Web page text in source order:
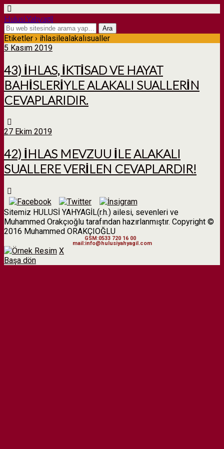
Hulusi Yahyagil
Etiketler › ihlasilealakalısualler
5 Kasım 2019
43) İHLAS, İKTİSAD VE HAYAT
BAHİSLERİYLE ALAKALI SUALLERİN
CEVAPLARIDIR.
27 Ekim 2019
42) İHLAS MEVZUU İLE ALAKALI
SUALLERE VERİLEN CEVAPLARDIR!
Sitemiz HULUSİ YAHYAGİL(r.h.) ailesi, sevenleri ve
Muhammed Orakçıoğlu tarafından hazırlanmıştır. Copyright ©
2016 Muhammed ORAKÇIOĞLU
GSM:0533 720 16 00
mail:info@hulusiyahyagil.com
X
Başa dön